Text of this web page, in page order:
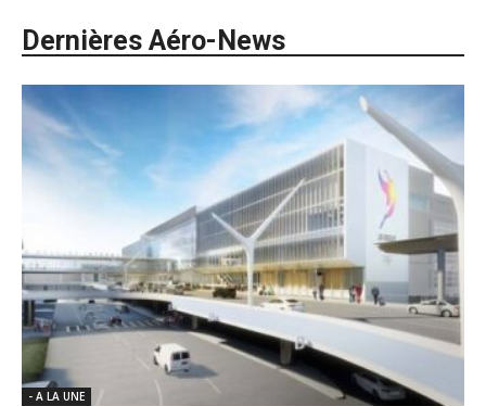
Dernières Aéro-News
- A LA UNE